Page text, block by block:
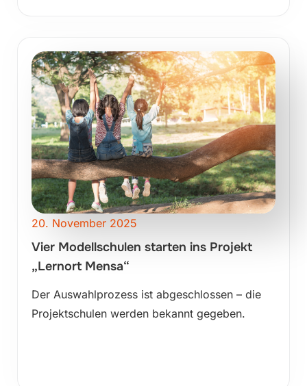
20. November 2025
Vier Modellschulen starten ins Projekt
„Lernort Mensa“
Der Auswahlprozess ist abgeschlossen – die
Projektschulen werden bekannt gegeben.